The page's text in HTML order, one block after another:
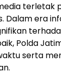
terletak
Dalam era
Polda
serta